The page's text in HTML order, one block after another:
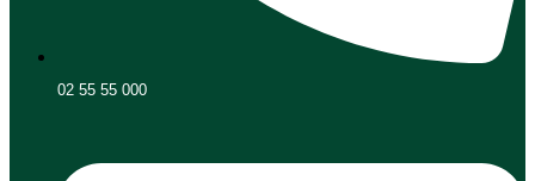
02 55 55 000